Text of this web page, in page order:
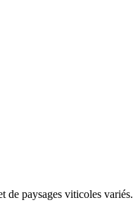
de paysages viticoles variés.